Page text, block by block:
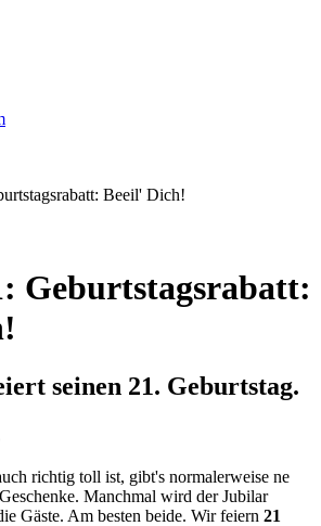
Beeil' Dich!
Geburtstagsrabatt:
seinen 21. Geburtstag.
richtig toll ist, gibt's normalerweise ne
Manchmal wird der Jubilar
Gäste. Am besten beide. Wir feiern 21